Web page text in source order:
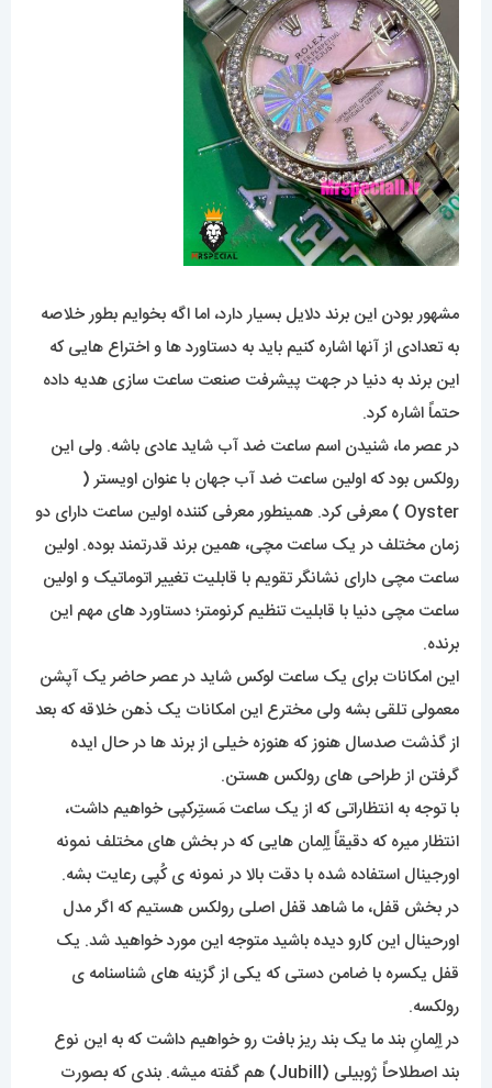
مشهور بودن این برند دلایل بسیار دارد، اما اگه بخوایم بطور خلاصه
به تعدادی از آنها اشاره کنیم باید به دستاورد ها و اختراع هایی که
این برند به دنیا در جهت پیشرفت صنعت ساعت سازی هدیه داده
حتماً اشاره کرد.
در عصر ما، شنیدن اسم ساعت ضد آب شاید عادی باشه. ولی این
رولکس بود که اولین ساعت ضد آب جهان با عنوان اویستر (
Oyster ) معرفی کرد. همینطور معرفی کننده اولین ساعت دارای دو
زمان مختلف در یک ساعت مچی، همین برند قدرتمند بوده. اولین
ساعت مچی دارای نشانگر تقویم با قابلیت تغییر اتوماتیک و اولین
ساعت مچی دنیا با قابلیت تنظیم کرنومتر؛ دستاورد های مهم این
برنده.
این امکانات برای یک ساعت لوکس شاید در عصر حاضر یک آپشن
معمولی تلقی بشه ولی مخترع این امکانات یک ذهن خلاقه که بعد
از گذشت صدسال هنوز که هنوزه خیلی از برند ها در حال ایده
گرفتن از طراحی های رولکس هستن.
با توجه به انتظاراتی که از یک ساعت مَستِرکپی خواهیم داشت،
انتظار میره که دقیقاً اِلِمان هایی که در بخش های مختلف نمونه
اورجینال استفاده شده با دقت بالا در نمونه ی کُپی رعایت بشه.
در بخش قفل، ما شاهد قفل اصلی رولکس هستیم که اگر مدل
اورحینال این کارو دیده باشید متوجه این مورد خواهید شد. یک
قفل یکسره با ضامن دستی که یکی از گزینه های شناسنامه ی
رولکسه.
در اِلِمانِ بند ما یک بند ریز بافت رو خواهیم داشت که به این نوع
بند اصطلاحاً ژوبیلی (Jubill) هم گفته میشه. بندی که بصورت